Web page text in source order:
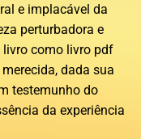
e implacável da
perturbadora e
livro como livro pdf
dada sua
testemunho do
da experiência